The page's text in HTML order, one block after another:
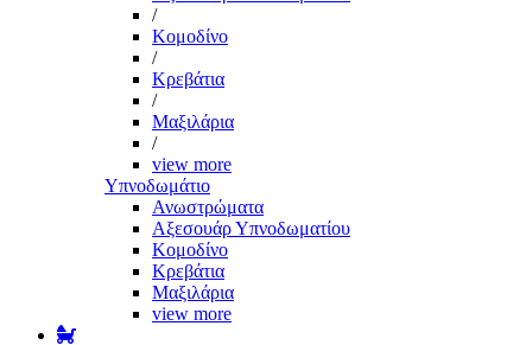
/
Κομοδίνο
/
Κρεβάτια
/
Μαξιλάρια
/
view more
Υπνοδωμάτιο
Ανωστρώματα
Αξεσουάρ Υπνοδωματίου
Κομοδίνο
Κρεβάτια
Μαξιλάρια
view more